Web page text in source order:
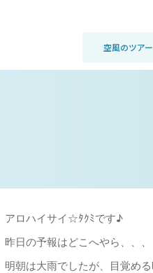
空風のツアー
アロハイサイ☆ﾀｸﾐです♪
昨日の予報はどこへやら、、、
明朝は大雨でしたが、目覚め